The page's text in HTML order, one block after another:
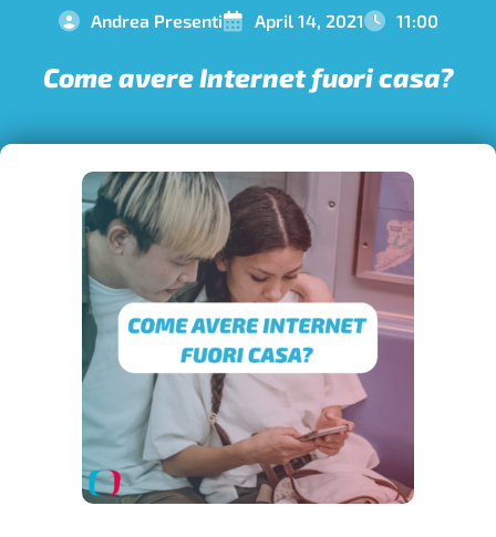
Andrea Presenti April 14, 2021 11:00
Come avere Internet fuori casa?